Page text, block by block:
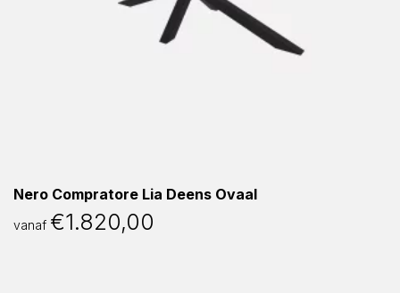
Nero Compratore Lia Deens Ovaal
vanaf €1.820,00